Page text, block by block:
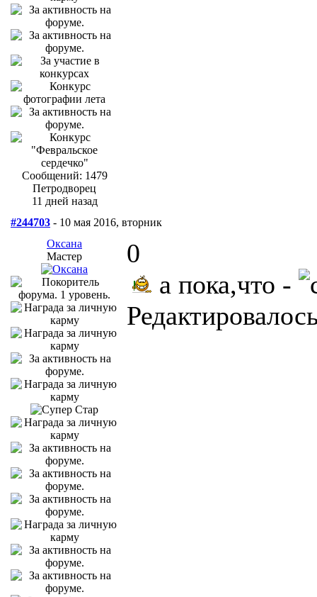
Сообщений: 1479
Петродворец
11 дней назад
#244703 - 10 мая 2016, вторник
Оксана
Мастер
0
а пока,что -